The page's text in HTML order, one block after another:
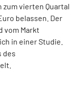
vierten Quartal
belassen. Der
vom Markt
in einer Studie.
des